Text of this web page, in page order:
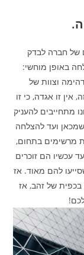
של חברה לבדק
באופן מוחשי:
וצוות של
זו אגדה, כי זו
מתחייבים להעניק
שמכאן ועד להצלחה
מרשימים בתחום,
עכשיו הם זוכרים
להם מאוד. אז
של זהב, אז